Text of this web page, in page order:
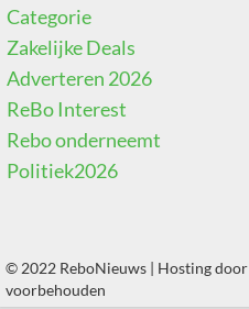
Categorie
Zakelijke Deals
Adverteren 2026
ReBo Interest
Rebo onderneemt
Politiek2026
© 2022 ReboNieuws | Hosting door
voorbehouden